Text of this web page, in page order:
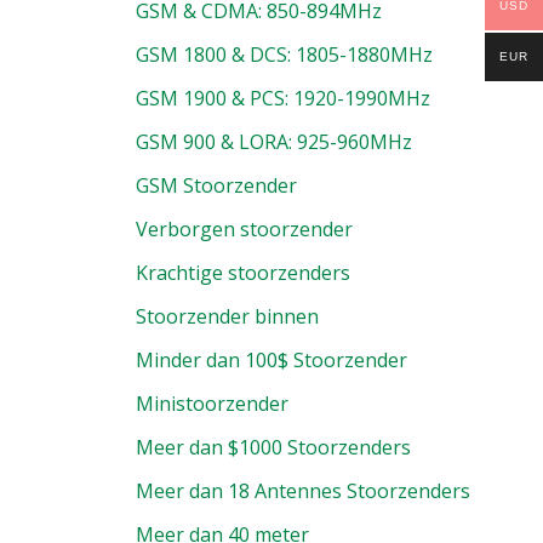
GSM & CDMA: 850-894MHz
GSM 1800 & DCS: 1805-1880MHz
GSM 1900 & PCS: 1920-1990MHz
GSM 900 & LORA: 925-960MHz
GSM Stoorzender
Verborgen stoorzender
Krachtige stoorzenders
Stoorzender binnen
Minder dan 100$ Stoorzender
Ministoorzender
Meer dan $1000 Stoorzenders
Meer dan 18 Antennes Stoorzenders
Meer dan 40 meter
USD
EUR